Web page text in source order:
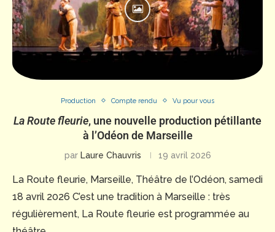
Production Compte rendu Vu pour vous
La Route fleurie, une nouvelle production pétillante
à l’Odéon de Marseille
par Laure Chauvris 19 avril 2026
La Route fleurie, Marseille, Théâtre de l’Odéon, samedi
18 avril 2026 C’est une tradition à Marseille : très
régulièrement, La Route fleurie est programmée au